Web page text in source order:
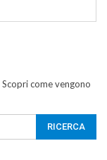
Scopri come vengono